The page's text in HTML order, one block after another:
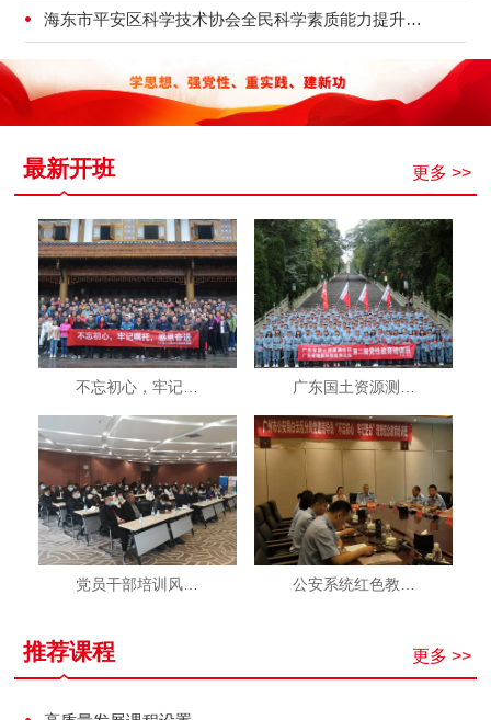
海东市平安区科学技术协会全民科学素质能力提升…
最新开班 更多 >>
不忘初心，牢记… 广东国土资源测…
党员干部培训风… 公安系统红色教…
推荐课程 更多 >>